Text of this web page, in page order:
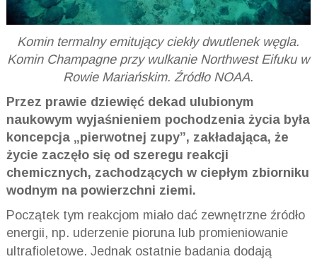
Komin termalny emitujący ciekły dwutlenek węgla.
Komin Champagne przy wulkanie Northwest Eifuku w
Rowie Mariańskim. Źródło NOAA.
Przez prawie dziewięć dekad ulubionym
naukowym wyjaśnieniem pochodzenia życia była
koncepcja „pierwotnej zupy”, zakładająca, że
życie zaczęło się od szeregu reakcji
chemicznych, zachodzących w ciepłym zbiorniku
wodnym na powierzchni ziemi.
Początek tym reakcjom miało dać zewnętrzne źródło
energii, np. uderzenie pioruna lub promieniowanie
ultrafioletowe. Jednak ostatnie badania dodają